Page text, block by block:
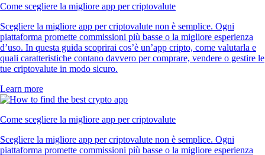
Come scegliere la migliore app per criptovalute
Scegliere la migliore app per criptovalute non è semplice. Ogni
piattaforma promette commissioni più basse o la migliore esperienza
d’uso. In questa guida scoprirai cos’è un’app cripto, come valutarla e
quali caratteristiche contano davvero per comprare, vendere o gestire le
tue criptovalute in modo sicuro.
Learn more
Come scegliere la migliore app per criptovalute
Scegliere la migliore app per criptovalute non è semplice. Ogni
piattaforma promette commissioni più basse o la migliore esperienza